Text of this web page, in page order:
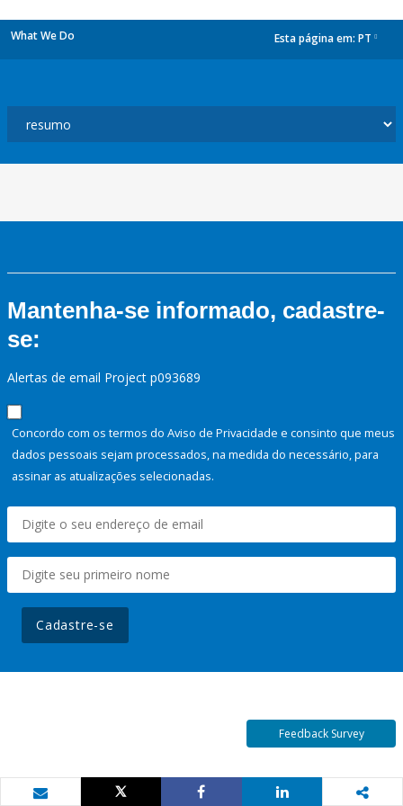
What We Do Esta página em: PT
Mantenha-se informado, cadastre-
se:
Alertas de email Project p093689
Concordo com os termos do Aviso de Privacidade e consinto que meus
dados pessoais sejam processados, na medida do necessário, para
assinar as atualizações selecionadas.
Cadastre-se
Feedback Survey